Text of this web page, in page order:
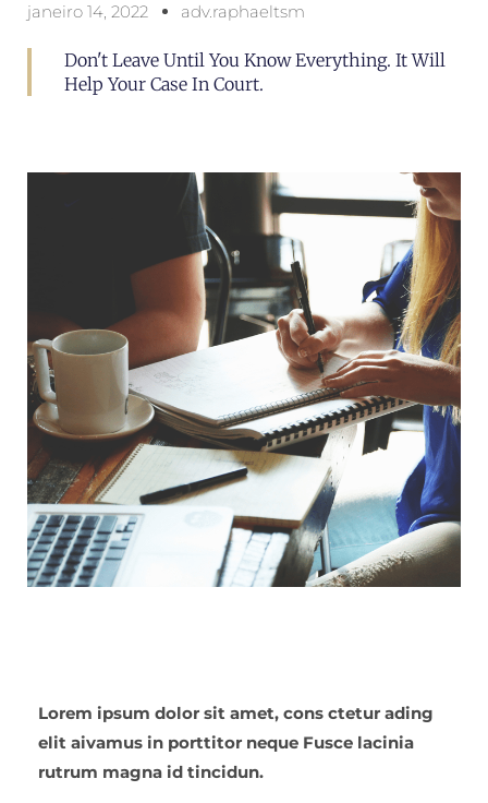
janeiro 14, 2022 adv.raphaeltsm
Don't Leave Until You Know Everything. It Will
Help Your Case In Court.
Lorem ipsum dolor sit amet, cons ctetur ading
elit aivamus in porttitor neque Fusce lacinia
rutrum magna id tincidun.